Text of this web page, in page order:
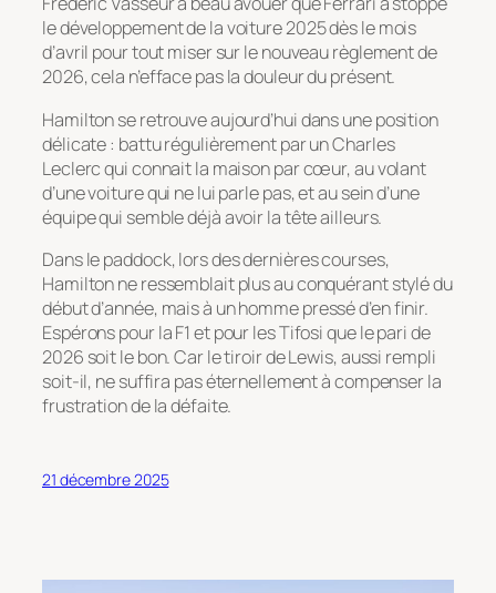
le développement de la voiture 2025 dès le mois
d’avril pour tout miser sur le nouveau règlement de
2026, cela n’efface pas la douleur du présent.
Hamilton se retrouve aujourd’hui dans une position
délicate : battu régulièrement par un Charles
Leclerc qui connait la maison par cœur, au volant
d’une voiture qui ne lui parle pas, et au sein d’une
équipe qui semble déjà avoir la tête ailleurs.
Dans le paddock, lors des dernières courses,
Hamilton ne ressemblait plus au conquérant stylé du
début d’année, mais à un homme pressé d’en finir.
Espérons pour la F1 et pour les Tifosi que le pari de
2026 soit le bon. Car le tiroir de Lewis, aussi rempli
soit-il, ne suffira pas éternellement à compenser la
frustration de la défaite.
21 décembre 2025